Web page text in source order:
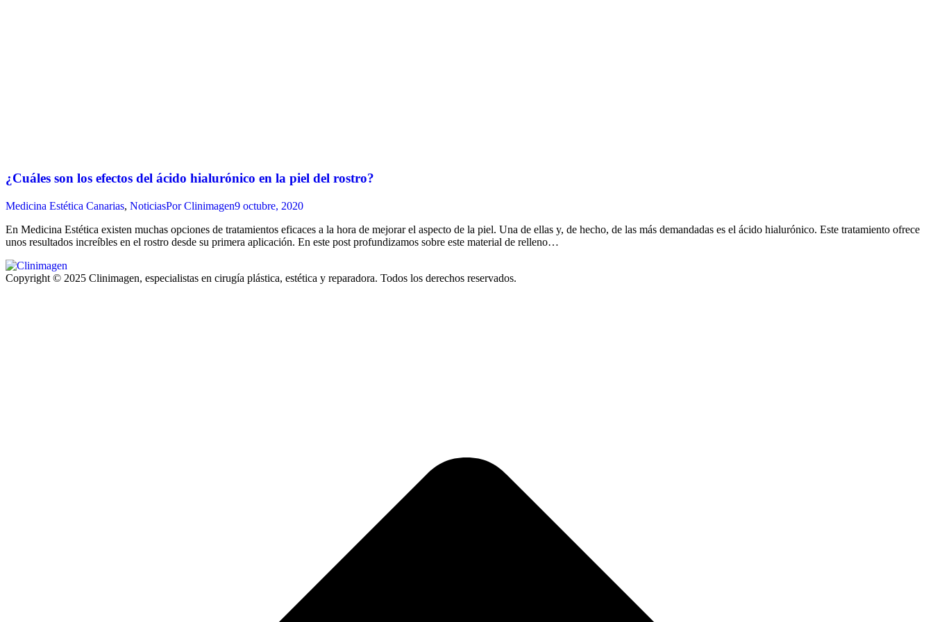
¿Cuáles son los efectos del ácido hialurónico en la piel del rostro?
Medicina Estética Canarias, NoticiasPorClinimagen9 octubre, 2020
En Medicina Estética existen muchas opciones de tratamientos eficaces a la hora de mejorar el aspecto de la piel. Una de ellas y, de hecho, de las más demandadas es el ácido hialurónico. Este tratamiento ofrece
unos resultados increíbles en el rostro desde su primera aplicación. En este post profundizamos sobre este material de relleno…
Copyright © 2025 Clinimagen, especialistas en cirugía plástica, estética y reparadora. Todos los derechos reservados.